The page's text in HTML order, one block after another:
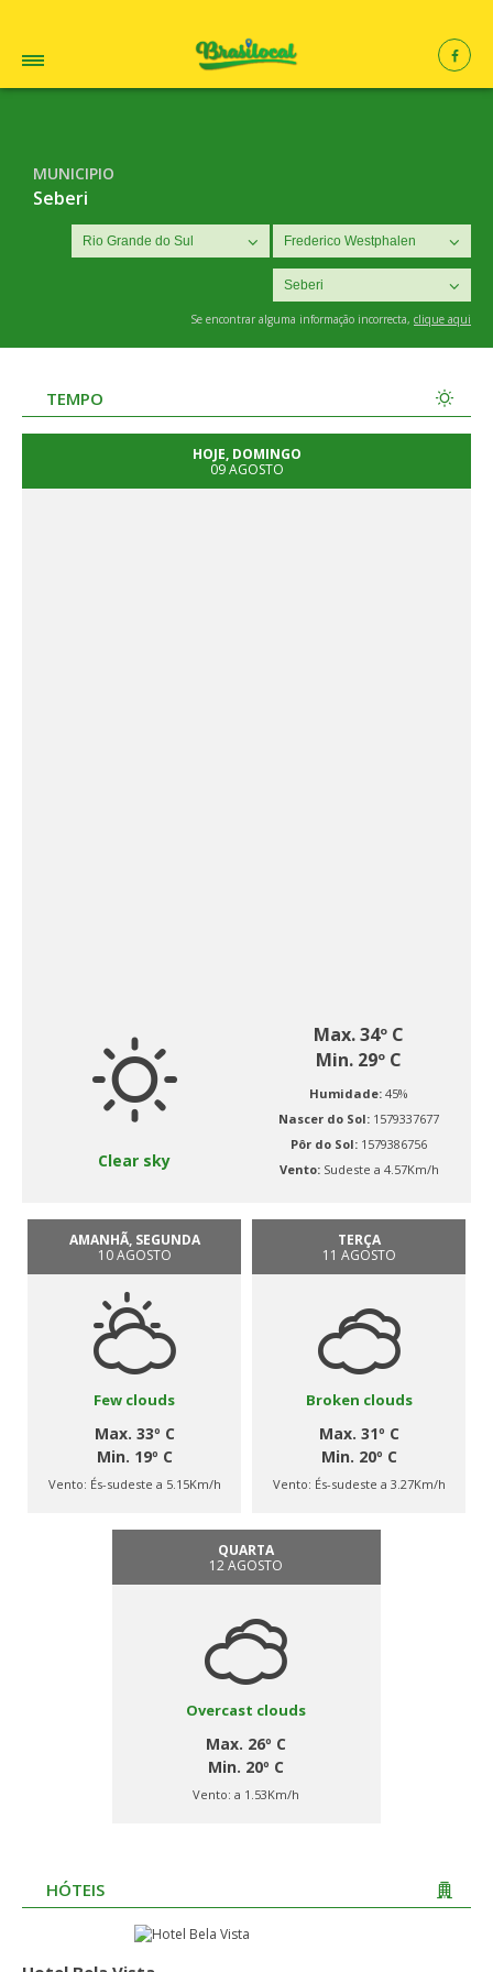
MUNICIPIO
Seberi
Se encontrar alguma informação incorrecta, clique aqui
TEMPO
HOJE, DOMINGO
09 AGOSTO
Clear sky
Max. 34º C
Min. 29º C
Humidade: 45%
Nascer do Sol: 1579337677
Pôr do Sol: 1579386756
Vento: Sudeste a 4.57Km/h
AMANHÃ, SEGUNDA
10 AGOSTO
Few clouds
Max. 33º C
Min. 19º C
Vento: És-sudeste a 5.15Km/h
TERÇA
11 AGOSTO
Broken clouds
Max. 31º C
Min. 20º C
Vento: És-sudeste a 3.27Km/h
QUARTA
12 AGOSTO
Overcast clouds
Max. 26º C
Min. 20º C
Vento:a 1.53Km/h
HÓTEIS